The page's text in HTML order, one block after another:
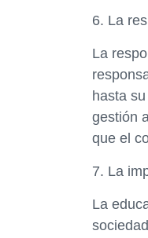
6. La
La
hasta
gestión
que el
7. La
La